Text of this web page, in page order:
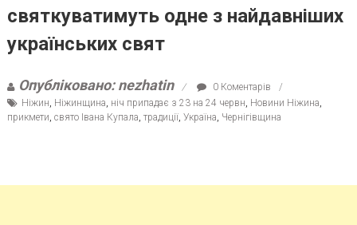
святкуватимуть одне з найдавніших
українських свят
Опубліковано: nezhatin
0 Коментарів
Ніжин Ніжинщина ніч припадає з 23 на 24 червн Новини Ніжина
прикмети свято Івана Купала традиції, Україна Чернігівщина